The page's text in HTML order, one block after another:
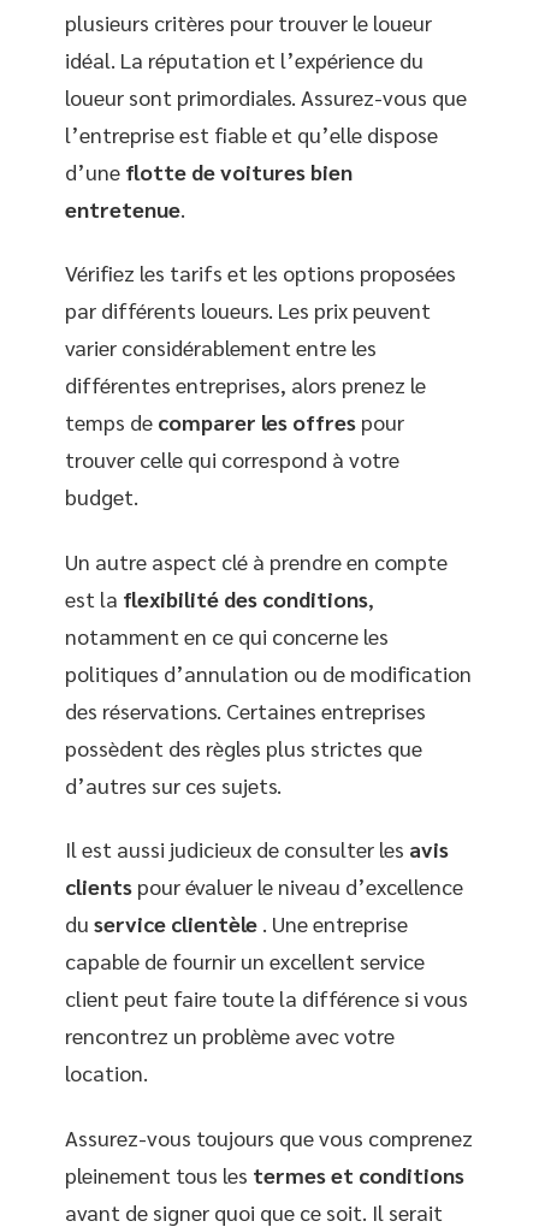
plusieurs critères pour trouver le loueur
idéal. La réputation et l’expérience du
loueur sont primordiales. Assurez-vous que
l’entreprise est fiable et qu’elle dispose
d’une flotte de voitures bien
entretenue.
Vérifiez les tarifs et les options proposées
par différents loueurs. Les prix peuvent
varier considérablement entre les
différentes entreprises, alors prenez le
temps de comparer les offres pour
trouver celle qui correspond à votre
budget.
Un autre aspect clé à prendre en compte
est la flexibilité des conditions,
notamment en ce qui concerne les
politiques d’annulation ou de modification
des réservations. Certaines entreprises
possèdent des règles plus strictes que
d’autres sur ces sujets.
Il est aussi judicieux de consulter les avis
clients pour évaluer le niveau d’excellence
du service clientèle . Une entreprise
capable de fournir un excellent service
client peut faire toute la différence si vous
rencontrez un problème avec votre
location.
Assurez-vous toujours que vous comprenez
pleinement tous les termes et conditions
avant de signer quoi que ce soit. Il serait